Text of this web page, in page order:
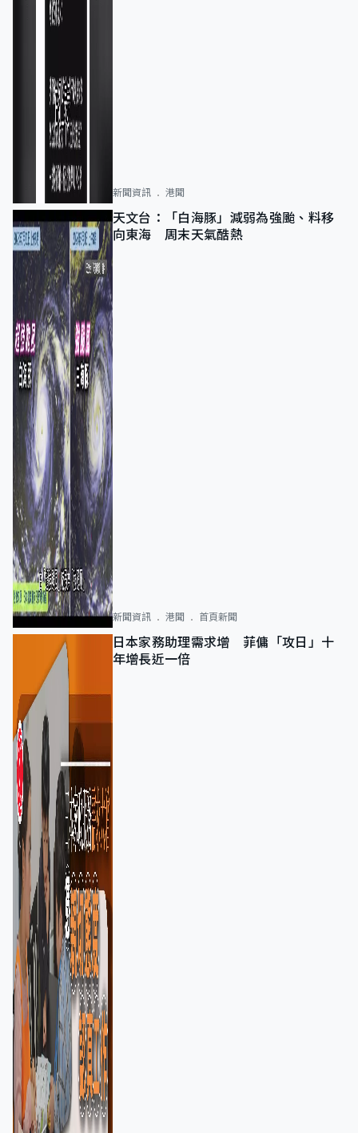
新聞資訊 港聞
天文台：「白海豚」減弱為強颱、料移
向東海 周末天氣酷熱
新聞資訊 港聞 首頁新聞
日本家務助理需求增 菲傭「攻日」十
年增長近一倍